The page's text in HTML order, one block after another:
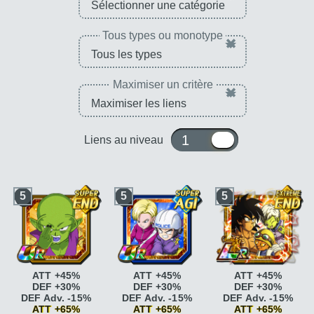
Tous types ou monotype ×
Maximiser un critère ×
Liens au niveau 1 ou 10
5
ATT +45%
DEF +30%
DEF Adv. -15%
ATT +65%
5
ATT +45%
DEF +30%
DEF Adv. -15%
ATT +65%
5
ATT +45%
DEF +30%
DEF Adv. -15%
ATT +65%